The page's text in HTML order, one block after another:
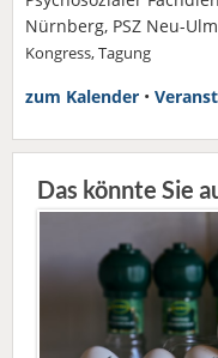
Nürnberg, PSZ Neu-Ulm
Kongress, Tagung
zum Kalender •
Das könnte Sie